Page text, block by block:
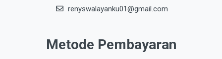
renyswalayanku01@gmail.com
Metode Pembayaran